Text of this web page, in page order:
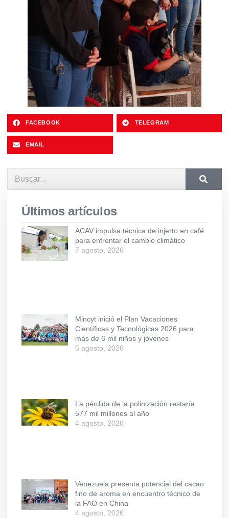
FACEBOOK TELEGRAM
EMAIL
Últimos artículos
ACAV impulsa técnica de injerto en café
para enfrentar el cambio climático
7 agosto, 2026
Mincyt inició el Plan Vacaciones
Científicas y Tecnológicas 2026 para
más de 6 mil niños y jóvenes
5 agosto, 2026
La pérdida de la polinización restaría
577 mil millones al año
4 agosto, 2026
Venezuela presenta potencial del cacao
fino de aroma en encuentro técnico de
la FAO en China
4 agosto, 2026